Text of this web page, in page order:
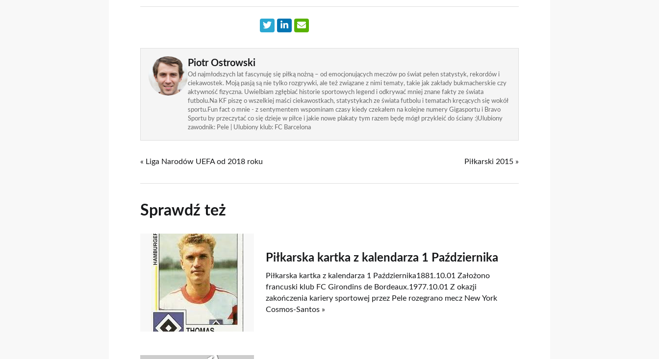
Piotr Ostrowski
Od najmłodszych lat fascynuję się piłką nożną – od emocjonujących meczów po świat pełen statystyk, rekordów i
ciekawostek. Moją pasją są nie tylko rozgrywki, ale też związane z nimi tematy, takie jak zakłady bukmacherskie czy
aktywność fizyczna. Uwielbiam zgłębiać historie sportowych legend i odkrywać mniej znane fakty ze świata
futbolu.Na KF piszę o wszelkiej maści ciekawostkach, statystykach ze świata futbolu i tematach kręcących się wokół
sportu.Fun fact o mnie - z sentymentem wspominam czasy kiedy czekałem na kolejne numery Gigasportu i Bravo
Sportu by przeczytać co się dzieje w piłce i jakie nowe plakaty tym razem będę mógł przykleić do ściany :)Ulubiony
zawodnik: Pele | Ulubiony klub: FC Barcelona
« Liga Narodów UEFA od 2018 roku Piłkarski 2015 »
Sprawdź też
Piłkarska kartka z kalendarza 1 Października
Piłkarska kartka z kalendarza 1 Października1881.10.01 Założono
francuski klub FC Girondins de Bordeaux.1977.10.01 Z okazji
zakończenia kariery sportowej przez Pele rozegrano mecz New York
Cosmos-Santos »